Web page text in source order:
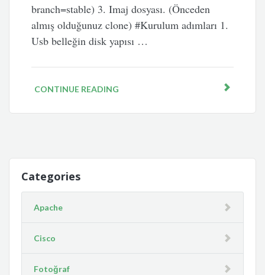
branch=stable) 3. Imaj dosyası. (Önceden
almış olduğunuz clone) #Kurulum adımları 1.
Usb belleğin disk yapısı …
CONTINUE READING
Categories
Apache
Cisco
Fotoğraf